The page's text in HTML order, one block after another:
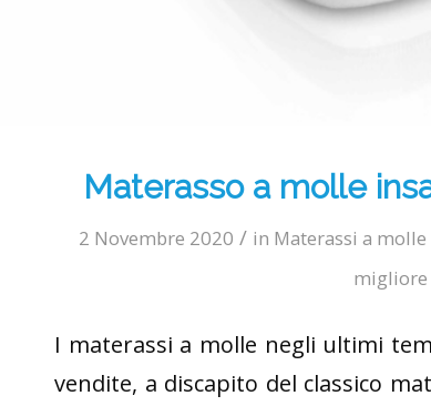
Materasso a molle
2 Novembre 2020 / in Materassi a
migliore
I materassi a molle negli ultimi
vendite, a discapito del classico